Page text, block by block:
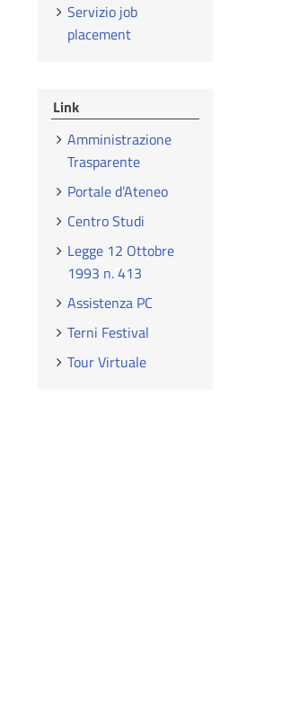
Servizio job
placement
Link
Amministrazione
Trasparente
Portale d’Ateneo
Centro Studi
Legge 12 Ottobre
1993 n. 413
Assistenza PC
Terni Festival
Tour Virtuale